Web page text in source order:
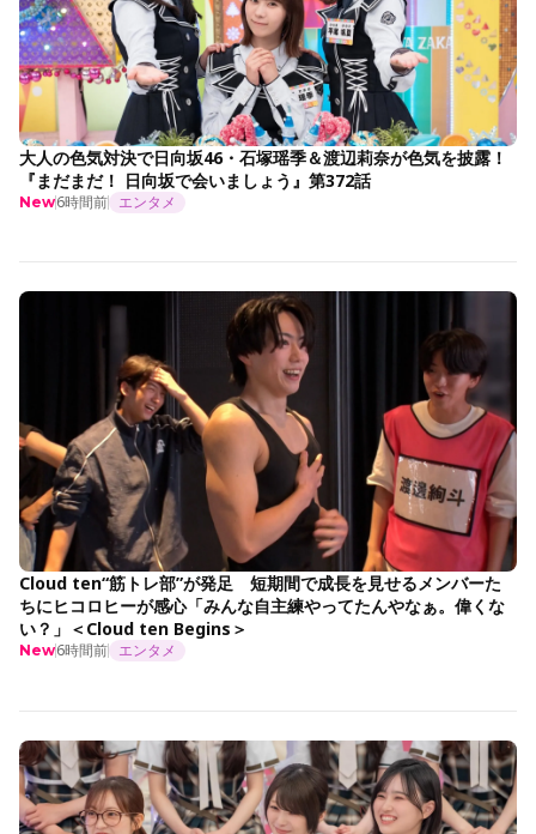
大人の色気対決で日向坂46・石塚瑶季＆渡辺莉奈が色気を披露！
『まだまだ！ 日向坂で会いましょう』第372話
New6時間前 エンタメ
Cloud ten“筋トレ部”が発足 短期間で成長を見せるメンバーた
ちにヒコロヒーが感心「みんな自主練やってたんやなぁ。偉くな
い？」＜Cloud ten Begins＞
New6時間前 エンタメ